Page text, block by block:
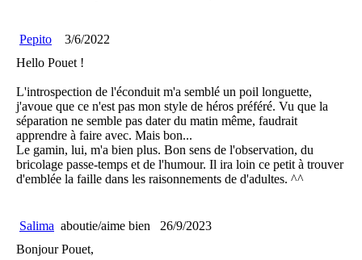
Pepito
3/6/2022
Hello Pouet !
L'introspection de l'éconduit m'a semblé un poil longuette,
j'avoue que ce n'est pas mon style de héros préféré. Vu que la
séparation ne semble pas dater du matin même, faudrait
apprendre à faire avec. Mais bon...
Le gamin, lui, m'a bien plus. Bon sens de l'observation, du
bricolage passe-temps et de l'humour. Il ira loin ce petit à trouver
d'emblée la faille dans les raisonnements de d'adultes. ^^
Salima aboutie/aime bien
26/9/2023
Bonjour Pouet,